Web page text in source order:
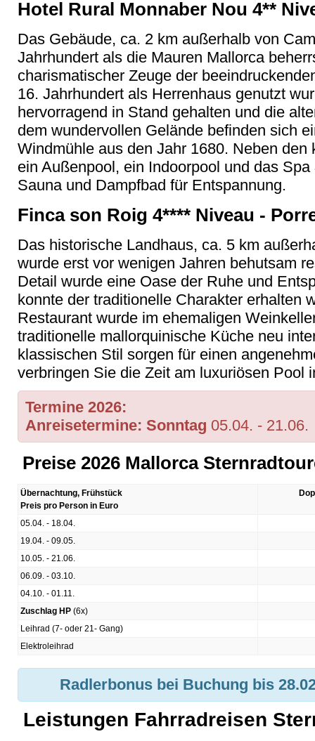
Hotel Rural Monnaber Nou 4**
Das Gebäude, ca. 2 km außerhalb von
Jahrhundert als die Mauren Mallorca
charismatischer Zeuge der
16. Jahrhundert als Herrenhaus genutzt
hervorragend in Stand gehalten und die
dem wundervollen Gelände befinden sich
Windmühle aus den Jahr 1680. Neben den
ein Außenpool, ein Indoorpool und das
Sauna und Dampfbad für Entspannung.
Finca son Roig 4**** Niveau -
Das historische Landhaus, ca. 5 km
wurde erst vor wenigen Jahren behutsam
Detail wurde eine Oase der Ruhe und
konnte der traditionelle Charakter erhalten
Restaurant wurde im ehemaligen
traditionelle mallorquinische Küche neu
klassischen Stil sorgen für einen
verbringen Sie die Zeit am luxuriösen Pool
Termine 2026:
Anreisetermine: Sonntag 05.04. -
Preise 2026 Mallorca
Übernachtung, Frühstück
Preis pro Person in Euro
05.04. - 18.04.
19.04. - 09.05.
10.05. - 21.06.
06.09. - 03.10.
04.10. - 01.11.
Zuschlag HP (6x)
Leihrad (7- oder 21- Gang)
Elektroleihrad
Radlerbonus bei Buchung bis
Leistungen Fahrradreisen